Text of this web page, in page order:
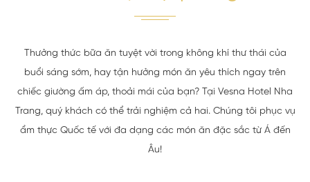
Thưởng thức bữa ăn tuyệt vời trong không khí thư thái của
buổi sáng sớm, hay tận hưởng món ăn yêu thích ngay trên
chiếc giường ấm áp, thoải mái của bạn? Tại Vesna Hotel Nha
Trang, quý khách có thể trải nghiệm cả hai. Chúng tôi phục vụ
ẩm thực Quốc tế với đa dạng các món ăn đặc sắc từ Á đến
Âu!